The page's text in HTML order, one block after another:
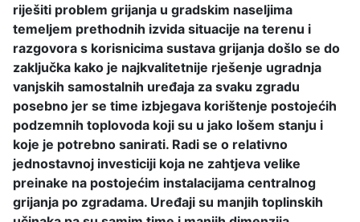
riješiti problem grijanja u gradskim naseljima
temeljem prethodnih izvida situacije na terenu i
razgovora s korisnicima sustava grijanja došlo se do
zaključka kako je najkvalitetnije rješenje ugradnja
vanjskih samostalnih uređaja za svaku zgradu
posebno jer se time izbjegava korištenje postojećih
podzemnih toplovoda koji su u jako lošem stanju i
koje je potrebno sanirati. Radi se o relativno
jednostavnoj investiciji koja ne zahtjeva velike
preinake na postojećim instalacijama centralnog
grijanja po zgradama. Uređaji su manjih toplinskih